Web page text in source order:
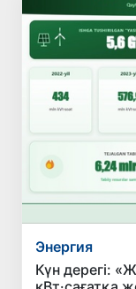
Энергия
Күн дерегі: